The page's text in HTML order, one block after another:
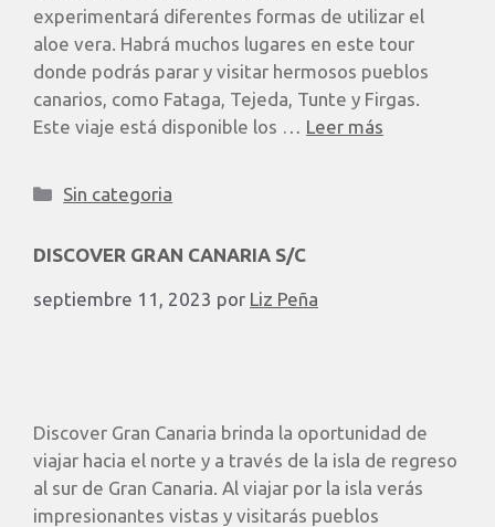
experimentará diferentes formas de utilizar el
aloe vera. Habrá muchos lugares en este tour
donde podrás parar y visitar hermosos pueblos
canarios, como Fataga, Tejeda, Tunte y Firgas.
Este viaje está disponible los … Leer más
Sin categoria
DISCOVER GRAN CANARIA S/C
septiembre 11, 2023 por Liz Peña
Discover Gran Canaria brinda la oportunidad de
viajar hacia el norte y a través de la isla de regreso
al sur de Gran Canaria. Al viajar por la isla verás
impresionantes vistas y visitarás pueblos